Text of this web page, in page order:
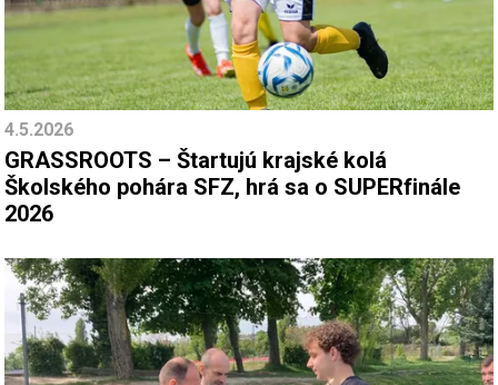
4.5.2026
GRASSROOTS – Štartujú krajské kolá
Školského pohára SFZ, hrá sa o SUPERfinále
2026